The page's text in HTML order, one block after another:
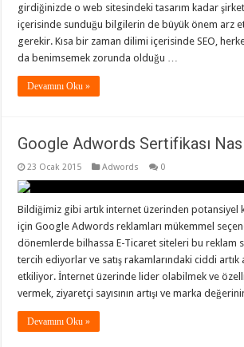
girdiğinizde o web sitesindeki tasarım kadar
içerisinde sunduğu bilgilerin de büyük önem arz
gerekir. Kısa bir zaman dilimi içerisinde SEO,
da benimsemek zorunda olduğu …
Devamını Oku »
Google Adwords Sertifikası
23 Ocak 2015 Adwords 0
Bildiğimiz gibi artık internet üzerinden potansiyel
için Google Adwords reklamları mükemmel
dönemlerde bilhassa E-Ticaret siteleri bu reklam
tercih ediyorlar ve satış rakamlarındaki ciddi artık
etkiliyor. İnternet üzerinde lider olabilmek ve
vermek, ziyaretçi sayısının artışı ve marka
Devamını Oku »